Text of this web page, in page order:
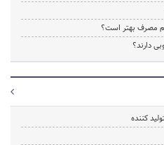
مصرف بهتر است؟
دارند؟
کننده